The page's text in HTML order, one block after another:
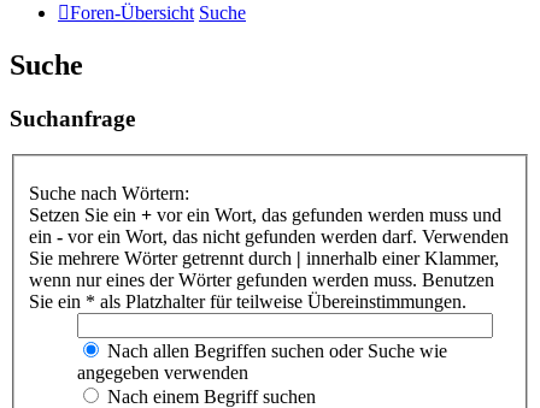
Foren-Übersicht Suche
Suche
Suchanfrage
Suche nach Wörtern:
Setzen Sie ein + vor ein Wort, das gefunden werden muss und
ein - vor ein Wort, das nicht gefunden werden darf. Verwenden
Sie mehrere Wörter getrennt durch | innerhalb einer Klammer,
wenn nur eines der Wörter gefunden werden muss. Benutzen
Sie ein * als Platzhalter für teilweise Übereinstimmungen.
Nach allen Begriffen suchen oder Suche wie
angegeben verwenden
Nach einem Begriff suchen